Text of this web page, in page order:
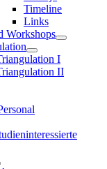
Timeline
Links
Workshops
I
II